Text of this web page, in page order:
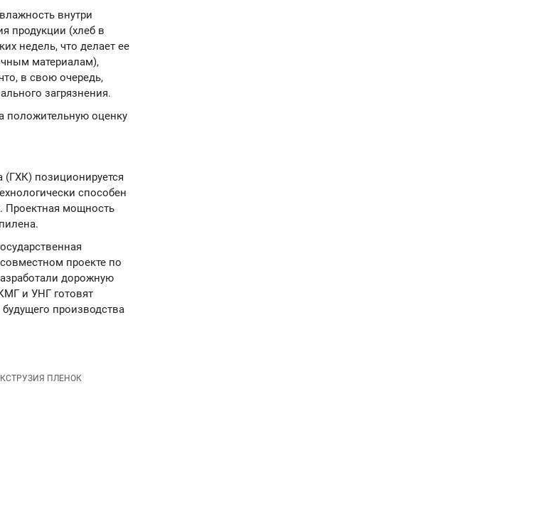
внутри
продукции (хлеб в
недель, что делает ее
материалам),
в свою очередь,
загрязнения.
положительную оценку
(ГХК) позиционируется
способен
Проектная мощность
проекте по
дорожную
и УНГ готовят
производства
ПЛЕНОК